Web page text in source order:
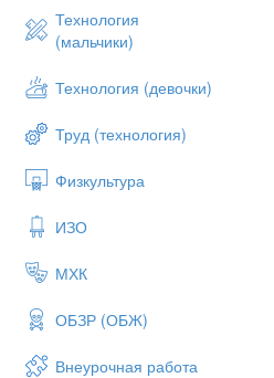
Технология
(мальчики)
Технология (девочки)
Труд (технология)
Физкультура
ИЗО
МХК
ОБЗР (ОБЖ)
Внеурочная работа